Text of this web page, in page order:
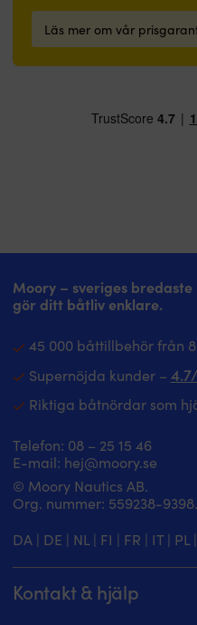
Läs mer om vår
Moory – sveriges
gör ditt båtliv enklare.
45 000 båttillbehör från
Supernöjda kunder –
Riktiga båtnördar som
Telefon: 08 – 25 15 46
E-mail: hej@moory.se
© Moory Nautics AB.
Org. nummer: 5‍59238-9398.
DA | DE | NL | FI | FR | IT| PL |
Kontakt & hjälp